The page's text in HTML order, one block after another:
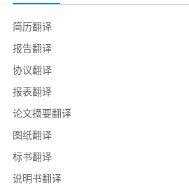
简历翻译
报告翻译
协议翻译
报表翻译
论文摘要翻译
图纸翻译
标书翻译
说明书翻译